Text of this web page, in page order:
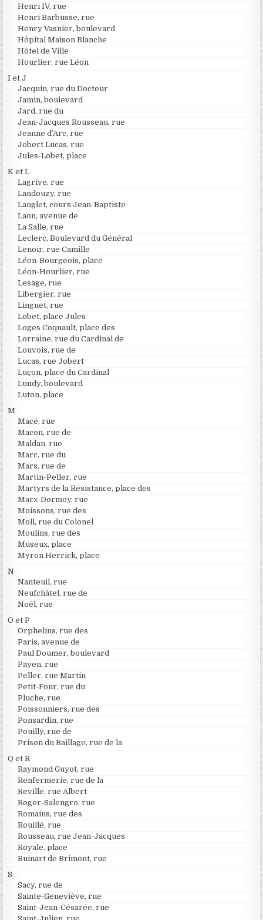
Henri IV, rue
Henri Barbusse, rue
Henry Vasnier, boulevard
Hôpital Maison Blanche
Hôtel de Ville
Hourlier, rue Léon
I et J
Jacquin, rue du Docteur
Jamin, boulevard
Jard, rue du
Jean-Jacques Rousseau, rue
Jeanne d’Arc, rue
Jobert Lucas, rue
Jules-Lobet, place
K et L
Lagrive, rue
Landouzy, rue
Langlet, cours Jean-Baptiste
Laon, avenue de
La Salle, rue
Leclerc, Boulevard du Général
Lenoir, rue Camille
Léon-Bourgeois, place
Léon-Hourlier, rue
Lesage, rue
Libergier, rue
Linguet, rue
Lobet, place Jules
Loges Coquault, place des
Lorraine, rue du Cardinal de
Louvois, rue de
Lucas, rue Jobert
Luçon, place du Cardinal
Lundy, boulevard
Luton, place
M
Macé, rue
Macon, rue de
Maldan, rue
Marc, rue du
Mars, rue de
Martin-Peller, rue
Martyrs de la Résistance, place des
Marx-Dormoy, rue
Moissons, rue des
Moll, rue du Colonel
Moulins, rue des
Museux, place
Myron Herrick, place
N
Nanteuil, rue
Neufchâtel, rue de
Noël, rue
O et P
Orphelins, rue des
Paris, avenue de
Paul Doumer, boulevard
Payen, rue
Peller, rue Martin
Petit-Four, rue du
Pluche, rue
Poissonniers, rue des
Ponsardin, rue
Pouilly, rue de
Prison du Baillage, rue de la
Q et R
Raymond Guyot, rue
Renfermerie, rue de la
Reville, rue Albert
Roger-Salengro, rue
Romains, rue des
Rouillé, rue
Rousseau, rue Jean-Jacques
Royale, place
Ruinart de Brimont, rue
S
Sacy, rue de
Sainte-Geneviève, rue
Saint-Jean-Césarée, rue